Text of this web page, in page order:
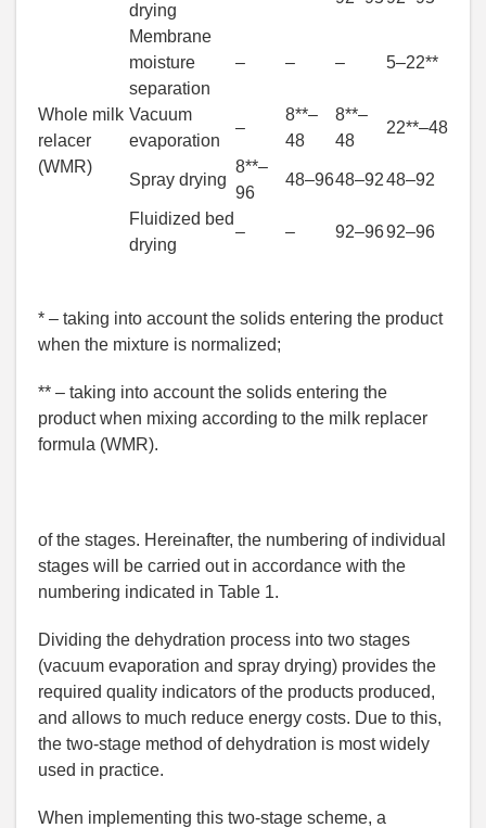
drying
Whole milk
relacer
(WMR)
Membrane
moisture
separation
– – – 5–22**
Vacuum
evaporation
–
8**–
48
8**–
48
22**–48
Spray drying
8**–
96
48–9648–9248–92
Fluidized bed
drying
– – 92–9692–96
* – taking into account the solids entering the product
when the mixture is normalized;
** – taking into account the solids entering the
product when mixing according to the milk replacer
formula (WMR).
of the stages. Hereinafter, the numbering of individual
stages will be carried out in accordance with the
numbering indicated in Table 1.
Dividing the dehydration process into two stages
(vacuum evaporation and spray drying) provides the
required quality indicators of the products produced,
and allows to much reduce energy costs. Due to this,
the two-stage method of dehydration is most widely
used in practice.
When implementing this two-stage scheme, a